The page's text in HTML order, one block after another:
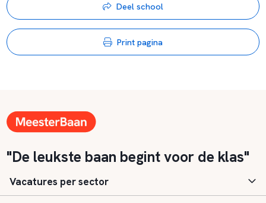
Deel school
Print pagina
"De leukste baan begint voor de klas"
Vacatures per sector